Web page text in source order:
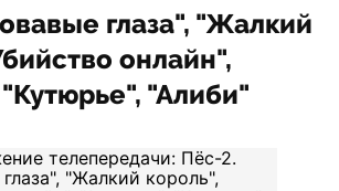
глаза", "Жалкий
онлайн",
"Алиби"